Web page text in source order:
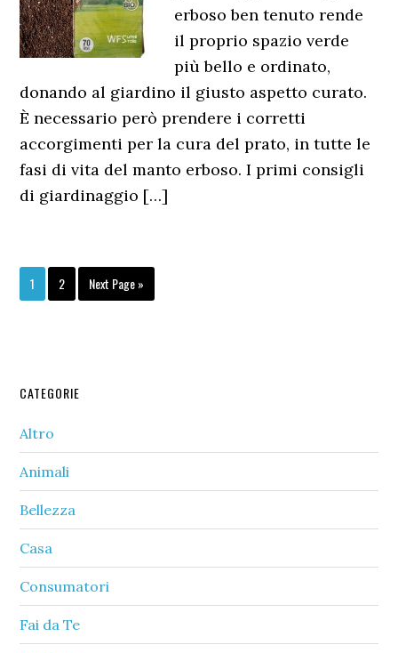
erboso ben tenuto rende
il proprio spazio verde
più bello e ordinato,
donando al giardino il giusto aspetto curato.
È necessario però prendere i corretti
accorgimenti per la cura del prato, in tutte le
fasi di vita del manto erboso. I primi consigli
di giardinaggio […]
Page
1 Page
2
Go
to
Next Page »
Primary
Sidebar
CATEGORIE
Altro
Animali
Bellezza
Casa
Consumatori
Fai da Te